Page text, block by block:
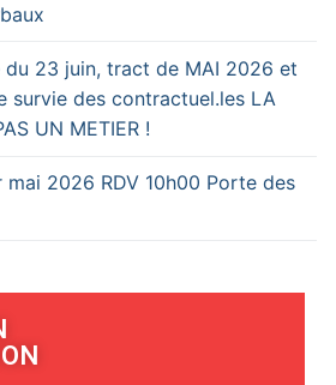
du 23 juin, tract de MAI 2026 et
survie des contractuel.les LA
UN METIER !
mai 2026 RDV 10h00 Porte des